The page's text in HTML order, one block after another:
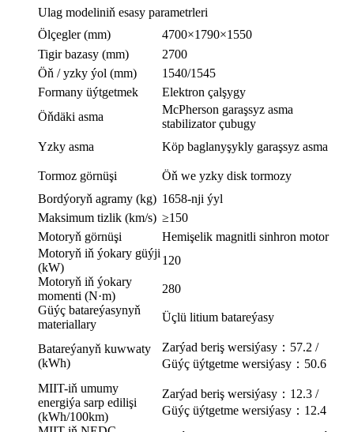
Ulag modeliniň esasy parametrleri
Ölçegler (mm)
4700×1790×1550
Tigir bazasy (mm)
2700
Öň / yzky ýol (mm)
1540/1545
Formany üýtgetmek
Elektron çalşygy
Öňdäki asma
McPherson garaşsyz asma
stabilizator çubugy
Yzky asma
Köp baglanyşykly garaşsyz asma
Tormoz görnüşi
Öň we yzky disk tormozy
Bordýoryň agramy (kg) 1658-nji ýyl
Maksimum tizlik (km/s) ≥150
Motoryň görnüşi
Hemişelik magnitli sinhron motor
Motoryň iň ýokary güýji
(kW)
120
Motoryň iň ýokary
momenti (N·m)
280
Güýç batareýasynyň
materiallary
Üçlü litium batareýasy
Batareýanyň kuwwaty
(kWh)
Zarýad beriş wersiýasy：57.2 /
Güýç üýtgetme wersiýasy：50.6
MIIT-iň umumy
energiýa sarp edilişi
(kWh/100km)
Zarýad beriş wersiýasy：12.3 /
Güýç üýtgetme wersiýasy：12.4